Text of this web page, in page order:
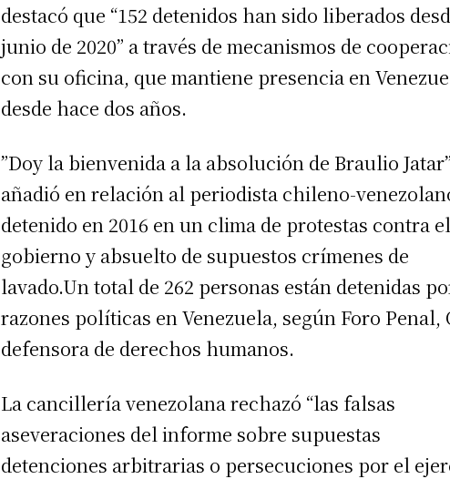
destacó que “152 detenidos han sido liberados
junio de 2020” a través de mecanismos de
con su oficina, que mantiene presencia en
desde hace dos años.
”Doy la bienvenida a la absolución de Braulio
añadió en relación al periodista chileno-
detenido en 2016 en un clima de protestas contra
gobierno y absuelto de supuestos crímenes de
lavado.Un total de 262 personas están detenidas
razones políticas en Venezuela, según Foro Penal,
defensora de derechos humanos.
La cancillería venezolana rechazó “las falsas
aseveraciones del informe sobre supuestas
detenciones arbitrarias o persecuciones por el